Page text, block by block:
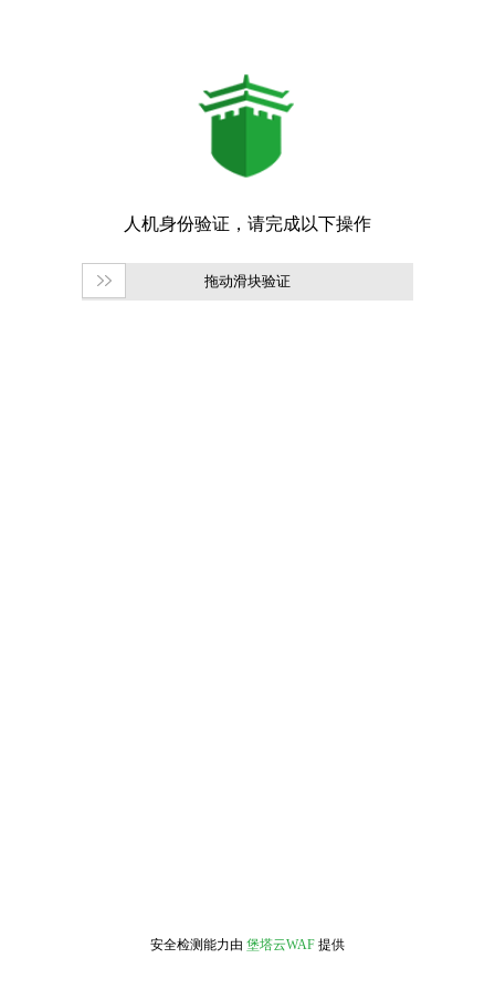
拖动滑块验证
安全检测能力由 堡塔云WAF 提供